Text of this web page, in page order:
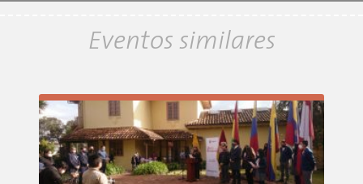
Eventos similares